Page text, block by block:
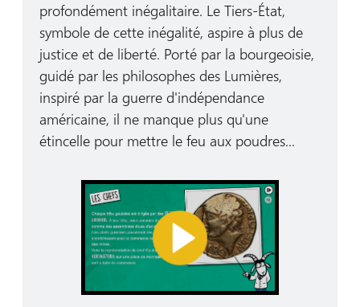
profondément inégalitaire. Le Tiers-État,
symbole de cette inégalité, aspire à plus de
justice et de liberté. Porté par la bourgeoisie,
guidé par les philosophes des Lumières,
inspiré par la guerre d'indépendance
américaine, il ne manque plus qu'une
étincelle pour mettre le feu aux poudres...